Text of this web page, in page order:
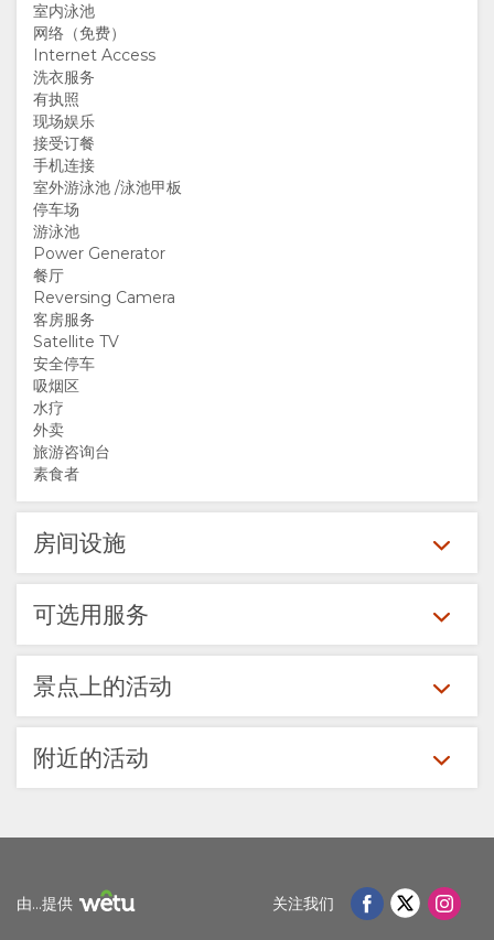
施
尽
责
的
旅
游
认
证
与
可
持
续
展
图
片
库
图
片
地
图
地
方
向
联
更
换
室内泳池
网络（免费）
Internet Access
洗衣服务
有执照
现场娱乐
接受订餐
手机连接
室外游泳池 /泳池甲板
停车场
游泳池
Power Generator
餐厅
Reversing Camera
客房服务
Satellite TV
安全停车
吸烟区
水疗
外卖
旅游咨询台
素食者
房间设施
可选用服务
景点上的活动
附近的活动
由...提供 关注我们